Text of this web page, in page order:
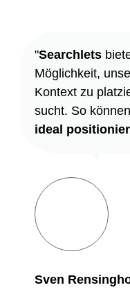
"Searchlets
Möglichkeit,
Kontext zu
sucht. So
ideal
Sven